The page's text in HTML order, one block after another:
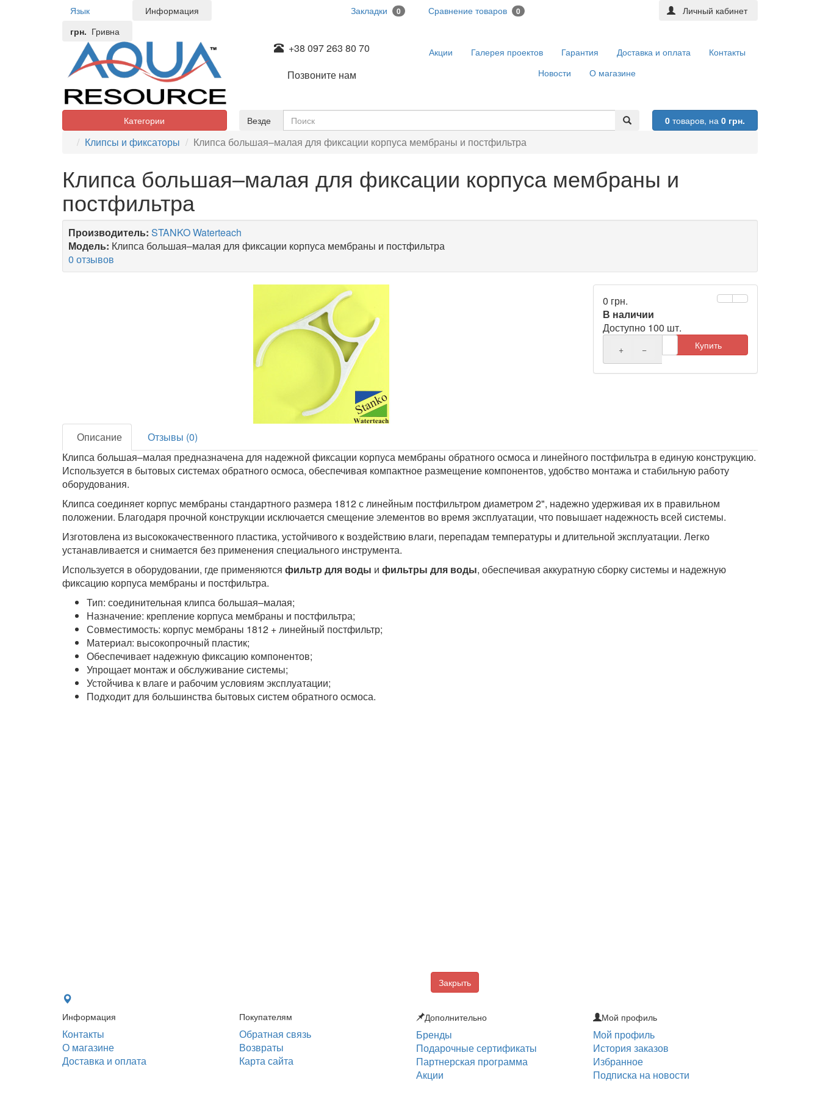
Язык
грн. Гривна
Личный кабинет
Информация Закладки 0 Сравнение товаров 0
+38 097 263 80 70
Позвоните нам
Акции Галерея проектов Гарантия Доставка и оплата
Контакты
Новости
О магазине
Везде 0товаров, на 0 грн.
Категории
Клипсы и фиксаторы Клипса большая–малая для фиксации корпуса мембраны и постфильтра
Клипса большая–малая для фиксации корпуса мембраны и
постфильтра
Производитель: STANKO Waterteach
Модель: Клипса большая–малая для фиксации корпуса мембраны и постфильтра
0 отзывов
0 грн.
В наличии
Доступно 100 шт.
+ − Купить
Описание
Отзывы (0)
Клипса большая–малая предназначена для надежной фиксации корпуса мембраны обратного осмоса и линейного постфильтра в единую конструкцию.
Используется в бытовых системах обратного осмоса, обеспечивая компактное размещение компонентов, удобство монтажа и стабильную работу
оборудования.
Клипса соединяет корпус мембраны стандартного размера 1812 с линейным постфильтром диаметром 2", надежно удерживая их в правильном
положении. Благодаря прочной конструкции исключается смещение элементов во время эксплуатации, что повышает надежность всей системы.
Изготовлена из высококачественного пластика, устойчивого к воздействию влаги, перепадам температуры и длительной эксплуатации. Легко
устанавливается и снимается без применения специального инструмента.
Используется в оборудовании, где применяются фильтр для воды и фильтры для воды, обеспечивая аккуратную сборку системы и надежную
фиксацию корпуса мембраны и постфильтра.
Тип: соединительная клипса большая–малая;
Назначение: крепление корпуса мембраны и постфильтра;
Совместимость: корпус мембраны 1812 + линейный постфильтр;
Материал: высокопрочный пластик;
Обеспечивает надежную фиксацию компонентов;
Упрощает монтаж и обслуживание системы;
Устойчива к влаге и рабочим условиям эксплуатации;
Подходит для большинства бытовых систем обратного осмоса.
Закрыть
Информация
Контакты
О магазине
Доставка и оплата
Покупателям
Обратная связь
Возвраты
Карта сайта
Дополнительно
Бренды
Подарочные сертификаты
Партнерская программа
Акции
Мой профиль
Мой профиль
История заказов
Избранное
Подписка на новости